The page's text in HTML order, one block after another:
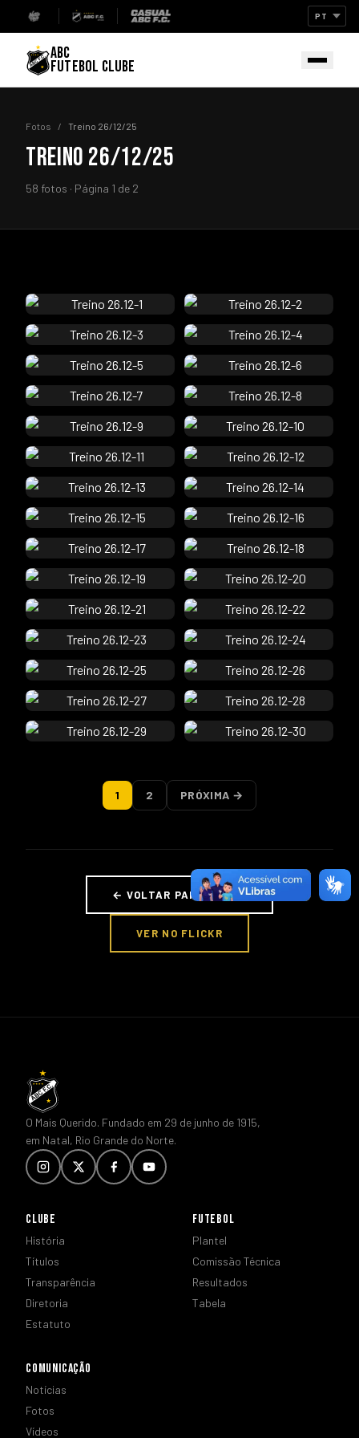
ABC
FUTEBOL CLUBE
Fotos / Treino 26/12/25
TREINO 26/12/25
58 fotos · Página 1 de 2
1 2 PRÓXIMA →
← VOLTAR PARA FOTOS
VER NO FLICKR
O Mais Querido. Fundado em 29 de junho de 1915,
em Natal, Rio Grande do Norte.
CLUBE
História
Títulos
Transparência
Diretoria
Estatuto
FUTEBOL
Plantel
Comissão Técnica
Resultados
Tabela
COMUNICAÇÃO
Notícias
Fotos
Vídeos